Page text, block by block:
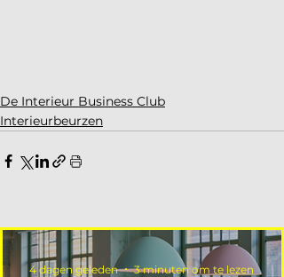
De Interieur Business Club
Interieurbeurzen
4 dagen geleden 3 minuten om te lezen